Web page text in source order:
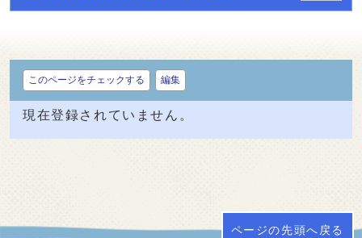
このページをチェックする 編集
現在登録されていません。
ページの先頭へ戻る